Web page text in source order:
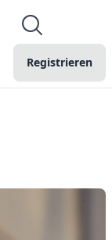
Registrieren